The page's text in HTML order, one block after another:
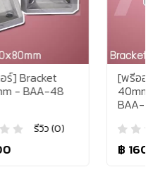
[พรีออเดอร์] Bracket
40mm Long Type -
รีวิว (0)